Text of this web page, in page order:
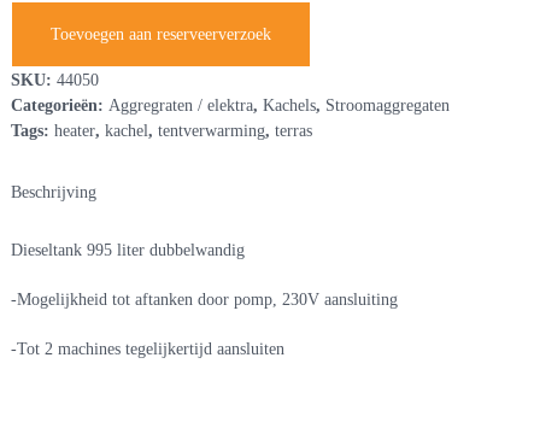
Toevoegen aan reserveerverzoek
SKU: 44050
Categorieën: Aggregraten / elektra, Kachels, Stroomaggregaten
Tags: heater, kachel, tentverwarming, terras
Beschrijving
Dieseltank 995 liter dubbelwandig
-Mogelijkheid tot aftanken door pomp, 230V aansluiting
-Tot 2 machines tegelijkertijd aansluiten